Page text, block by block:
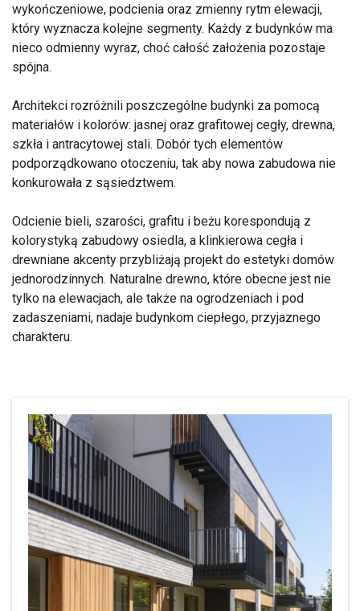
wykończeniowe, podcienia oraz zmienny rytm elewacji,
który wyznacza kolejne segmenty. Każdy z budynków ma
nieco odmienny wyraz, choć całość założenia pozostaje
spójna.
Architekci rozróżnili poszczególne budynki za pomocą
materiałów i kolorów: jasnej oraz grafitowej cegły, drewna,
szkła i antracytowej stali. Dobór tych elementów
podporządkowano otoczeniu, tak aby nowa zabudowa nie
konkurowała z sąsiedztwem.
Odcienie bieli, szarości, grafitu i beżu korespondują z
kolorystyką zabudowy osiedla, a klinkierowa cegła i
drewniane akcenty przybliżają projekt do estetyki domów
jednorodzinnych. Naturalne drewno, które obecne jest nie
tylko na elewacjach, ale także na ogrodzeniach i pod
zadaszeniami, nadaje budynkom ciepłego, przyjaznego
charakteru.